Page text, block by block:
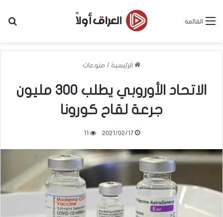
القائمة
الرئيسية / منوعات
الاتحاد الأوروبي يطلب 300 مليون
جرعة لقاح كورونا
2021/02/17
11